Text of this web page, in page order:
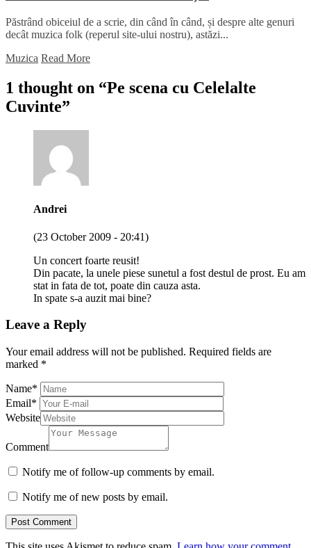
Păstrând obiceiul de a scrie, din când în când, și despre alte genuri
decât muzica folk (reperul site-ului nostru), astăzi...
Muzica Read More
1 thought on “Pe scena cu Celelalte
Cuvinte”
Andrei
(23 October 2009 - 20:41)
Un concert foarte reusit!
Din pacate, la unele piese sunetul a fost destul de prost. Eu am
stat in fata de tot, poate din cauza asta.
In spate s-a auzit mai bine?
Leave a Reply
Your email address will not be published. Required fields are
marked *
Name*
Email*
Website
Comment
Notify me of follow-up comments by email.
Notify me of new posts by email.